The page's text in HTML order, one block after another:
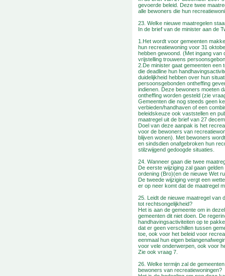
gevoerde beleid. Deze twee
alle bewoners die hun
23. Welke nieuwe maatregelen
In de brief van de minister aan de
1.Het wordt voor gemeenten
hun recreatiewoning voor 31
hebben gewoond. (Met ingang van
vrijstelling trouwens
2.De minister gaat gemeenten een
die deadline hun
duidelijkheid hebben over hun
persoonsgebonden ontheffing
indienen. Deze bewoners moeten
ontheffing worden gesteld (zie
Gemeenten die nog steeds geen
verbieden/handhaven of een
beleidskeuze ook vaststellen en
maatregel uit de brief van 27
Doel van deze aanpak is het
voor de bewoners van
blijven wonen). Met bewoners
en sindsdien onafgebroken hun
stilzwijgend gedoogde situaties.
24. Wanneer gaan die twee
De eerste wijziging zal gaan
ordening (Bro)(en de nieuwe Wet
De tweede wijziging vergt een
er op neer komt dat de maatregel
25. Leidt de nieuwe maatregel van
tot rechtsongelijkheid?
Het is aan de gemeente om in
gemeenten dit niet doen. De
handhavingsactiviteiten op te
dat er geen verschillen tussen
toe, ook voor het beleid voor
eenmaal hun eigen
voor vele onderwerpen, ook voor
Zie ook vraag 7.
26. Welke termijn zal de
bewoners van recreatiewoningen?